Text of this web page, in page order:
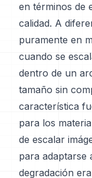
en términos de
calidad. A
puramente en
cuando se
dentro de un
tamaño sin
característica
para los
de escalar
para adaptarse
degradación